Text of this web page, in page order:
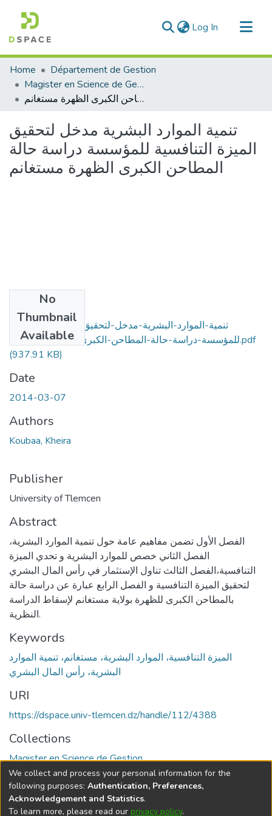
Log In (current)
Communities & Collections
All of DSpace
Statistics
Home
Département de Gestion
Magister en Science de Gestion
تنمية الموارد البشرية مدخل لتحقيق الميزة التنافسية للمؤسسة دراسة حالة المطاحن الكبرى الظهرة مستغانم
تنمية الموارد البشرية مدخل لتحقيق
الميزة التنافسية للمؤسسة دراسة حالة
المطاحن الكبرى الظهرة مستغانم
No
Thumbnail
Available
تنمية-الموارد-البشرية-مدخل-لتحقيق-الميزة-التنافسية-
للمؤسسة-دراسة-حالة-المطاحن-الكبرى-الظهرة-مستغانم.pdf
(937.91 KB)
Date
2014-03-07
Authors
Koubaa, Kheira
Publisher
University of Tlemcen
Abstract
الفصل الأول تضمن مفاهيم عامة حول تنمية الموارد البشرية،
الفصل الثاني خصص للموارد البشرية و تحدي الميزة
التنافسية،الفصل الثالث تناول الإستثمار في رأس المال البشري
لتحقيق الميزة التنافسية و الفصل الرابع عبارة عن دراسة حالة
بالمطاحن الكبرى للظهرة بولاية مستغانم لإسقاط الدراسة
النظرية.
Keywords
الميزة التنافسية، الموارد البشرية، مستغانم، تنمية الموارد
البشرية، رأس المال البشري
URI
https://dspace.univ-tlemcen.dz/handle/112/4388
Collections
Magister en Science de Gestion
Full item page
We collect and process your personal information for the
following purposes: Authentication, Preferences,
Acknowledgement and Statistics.
To learn more, please read our privacy policy.